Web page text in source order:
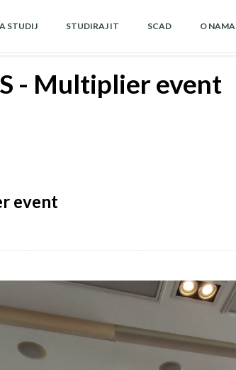
STUDIJ STUDIRAJ IT SCAD O NAMA
- Multiplier event
event